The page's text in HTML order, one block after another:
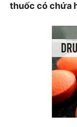
thuốc có chứa